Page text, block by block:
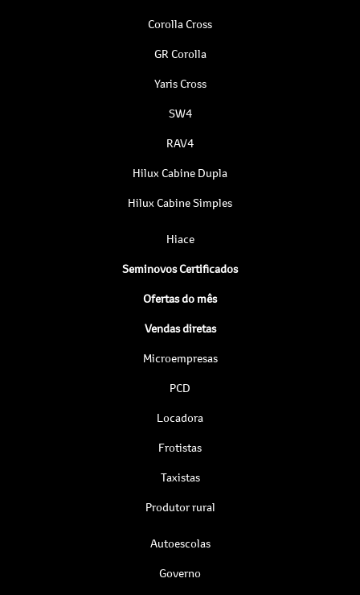
Corolla Cross
GR Corolla
Yaris Cross
SW4
RAV4
Hilux Cabine Dupla
Hilux Cabine Simples
Hiace
Seminovos Certificados
Ofertas do mês
Vendas diretas
Microempresas
PCD
Locadora
Frotistas
Taxistas
Produtor rural
Autoescolas
Governo